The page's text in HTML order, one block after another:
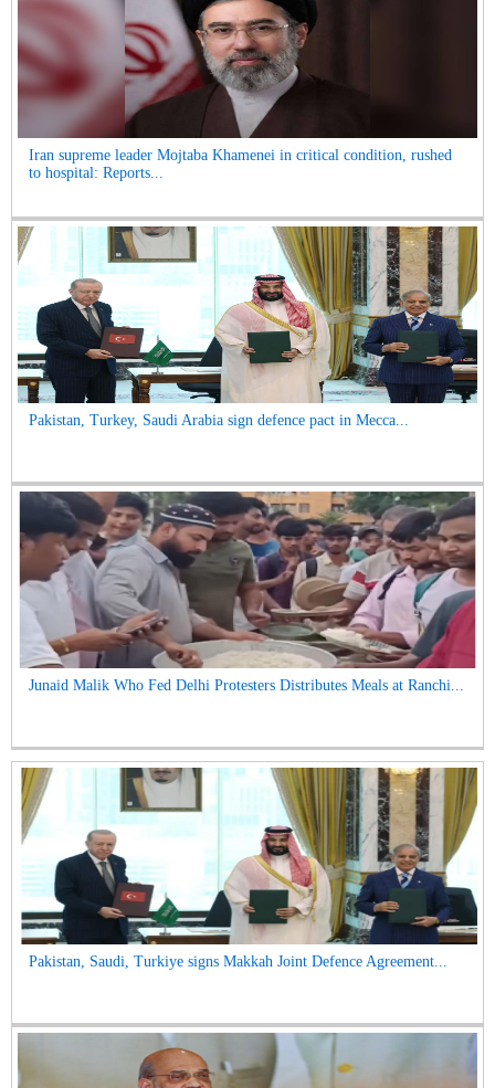
Iran supreme leader Mojtaba Khamenei in critical condition, rushed
to hospital: Reports...
Pakistan, Turkey, Saudi Arabia sign defence pact in Mecca...
Junaid Malik Who Fed Delhi Protesters Distributes Meals at Ranchi...
Pakistan, Saudi, Turkiye signs Makkah Joint Defence Agreement...